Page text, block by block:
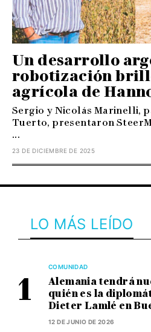
Un desarrollo
robotización
agrícola de
Sergio y Nicolás Marinelli,
Tuerto, presentaron
...
23 DE DICIEMBRE DE 2025
LO MÁS LEÍDO
COMUNIDAD
Alemania tendrá
quién es la
Dieter Lamlé en
12 DE JUNIO DE 2026